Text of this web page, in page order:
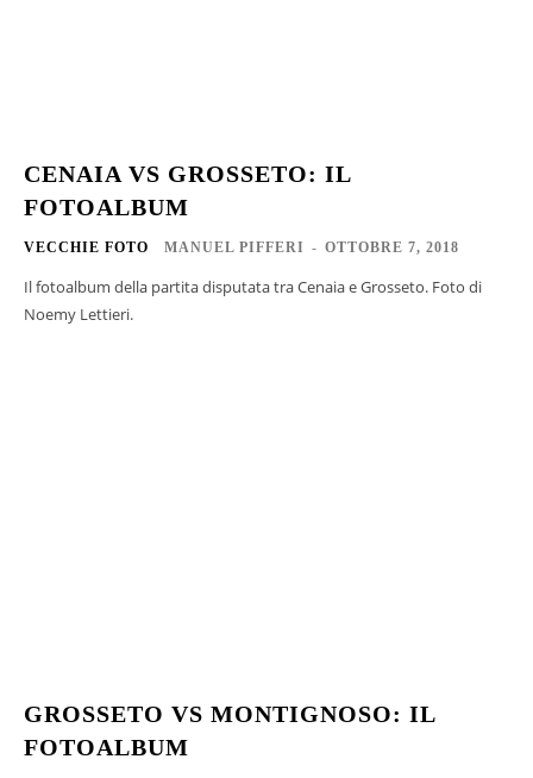
CENAIA VS GROSSETO: IL
FOTOALBUM
VECCHIE FOTO MANUEL PIFFERI - OTTOBRE 7, 2018
Il fotoalbum della partita disputata tra Cenaia e Grosseto. Foto di
Noemy Lettieri.
GROSSETO VS MONTIGNOSO: IL
FOTOALBUM